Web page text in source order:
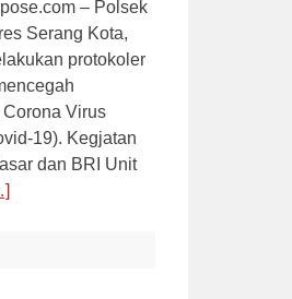
– Polsek
Serang Kota,
protokoler
Virus
19). Kegjatan
dan BRI Unit